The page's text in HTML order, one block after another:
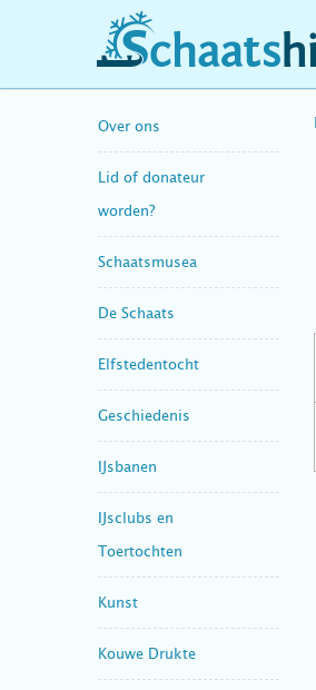
schaatshistorie.nl
Over ons
Lid of donateur
worden?
Schaatsmusea
De Schaats
Elfstedentocht
Geschiedenis
IJsbanen
IJsclubs en
Toertochten
Kunst
Kouwe Drukte